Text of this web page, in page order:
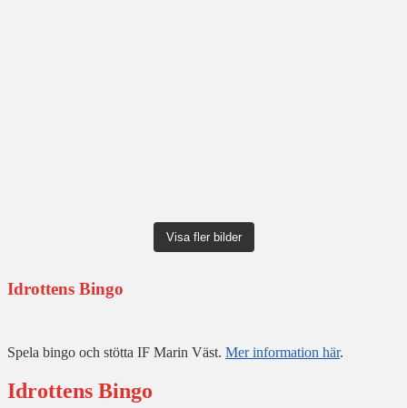
Visa fler bilder
Idrottens Bingo
Spela bingo och stötta IF Marin Väst. Mer information här.
Idrottens Bingo